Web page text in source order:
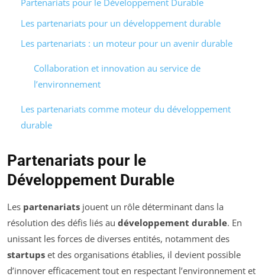
Partenariats pour le Développement Durable
Les partenariats pour un développement durable
Les partenariats : un moteur pour un avenir durable
Collaboration et innovation au service de
l’environnement
Les partenariats comme moteur du développement
durable
Partenariats pour le
Développement Durable
Les partenariats jouent un rôle déterminant dans la
résolution des défis liés au développement durable. En
unissant les forces de diverses entités, notamment des
startups et des organisations établies, il devient possible
d’innover efficacement tout en respectant l’environnement et